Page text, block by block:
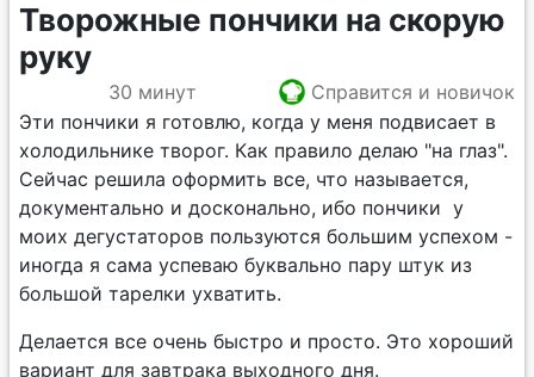
Творожные пончики на скорую
руку
30 минут
Справится и новичок
Эти пончики я готовлю, когда у меня подвисает в
холодильнике творог. Как правило делаю "на глаз".
Сейчас решила оформить все, что называется,
документально и досконально, ибо пончики у
моих дегустаторов пользуются большим успехом -
иногда я сама успеваю буквально пару штук из
большой тарелки ухватить.
Делается все очень быстро и просто. Это хороший
вариант для завтрака выходного дня.